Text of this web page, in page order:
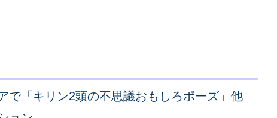
で「キリン2頭の不思議おもしろポーズ」他